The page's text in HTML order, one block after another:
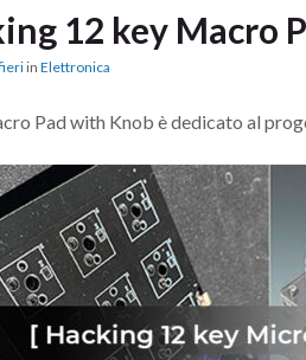
12 key Macro
in Elettronica
Pad with Knob è dedicato al